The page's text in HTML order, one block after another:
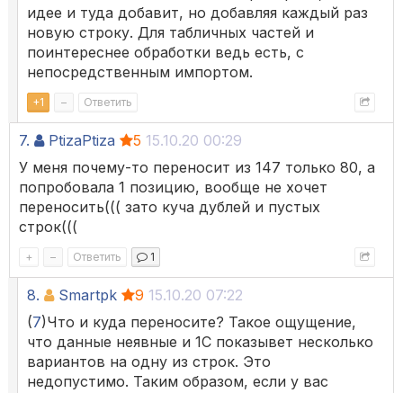
идее и туда добавит, но добавляя каждый раз
новую строку. Для табличных частей и
поинтереснее обработки ведь есть, с
непосредственным импортом.
+1 – Ответить
7. PtizaPtiza 5 15.10.20 00:29
У меня почему-то переносит из 147 только 80, а
попробовала 1 позицию, вообще не хочет
переносить((( зато куча дублей и пустых
строк(((
+ – Ответить 1
8. Smartpk 9 15.10.20 07:22
(7)Что и куда переносите? Такое ощущение,
что данные неявные и 1С показывет несколько
вариантов на одну из строк. Это
недопустимо. Таким образом, если у вас